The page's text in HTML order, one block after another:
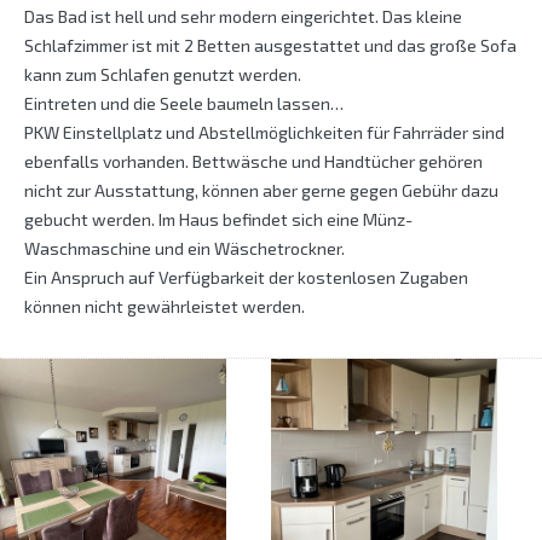
Das Bad ist hell und sehr modern eingerichtet. Das kleine
Schlafzimmer ist mit 2 Betten ausgestattet und das große Sofa
kann zum Schlafen genutzt werden.
Eintreten und die Seele baumeln lassen…
PKW Einstellplatz und Abstellmöglichkeiten für Fahrräder sind
ebenfalls vorhanden. Bettwäsche und Handtücher gehören
nicht zur Ausstattung, können aber gerne gegen Gebühr dazu
gebucht werden. Im Haus befindet sich eine Münz-
Waschmaschine und ein Wäschetrockner.
Ein Anspruch auf Verfügbarkeit der kostenlosen Zugaben
können nicht gewährleistet werden.